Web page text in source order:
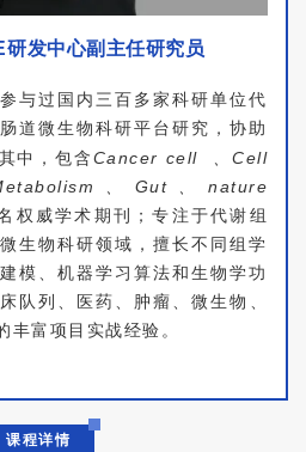
研发中心副主任研究员
与过国内三百多家科研单位代
道微生物科研平台研究，协助
中，包含Cancer cell
、Cell
、Gut、nature
权威学术期刊；专注于代谢组
生物科研领域，擅长不同组学
模、机器学习算法和生物学功
床队列、医药、肿瘤、微生物、
丰富项目实战经验。
课程详情